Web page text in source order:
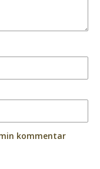
kommentar